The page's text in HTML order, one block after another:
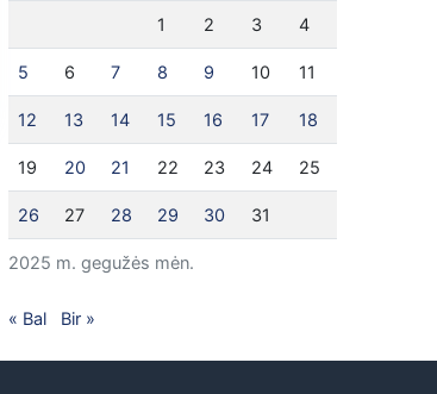
2025 m. gegužės mėn.
1 2 3 4
5 6 7 8 9 10 11
12 13 14 15 16 17 18
19 20 21 22 23 24 25
26 27 28 29 30 31
« Bal Bir »